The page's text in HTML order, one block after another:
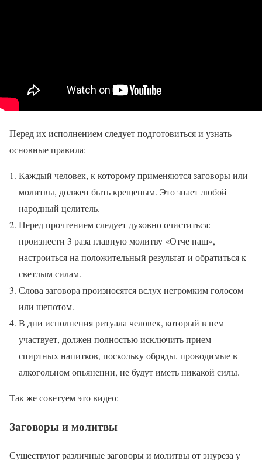
Перед их исполнением следует подготовиться и узнать
основные правила:
Каждый человек, к которому применяются заговоры или
молитвы, должен быть крещеным. Это знает любой
народный целитель.
Перед прочтением следует духовно очиститься:
произнести 3 раза главную молитву «Отче наш»,
настроиться на положительный результат и обратиться к
светлым силам.
Слова заговора произносятся вслух негромким голосом
или шепотом.
В дни исполнения ритуала человек, который в нем
участвует, должен полностью исключить прием
спиртных напитков, поскольку обряды, проводимые в
алкогольном опьянении, не будут иметь никакой силы.
Так же советуем это видео:
Заговоры и молитвы
Существуют различные заговоры и молитвы от энуреза у